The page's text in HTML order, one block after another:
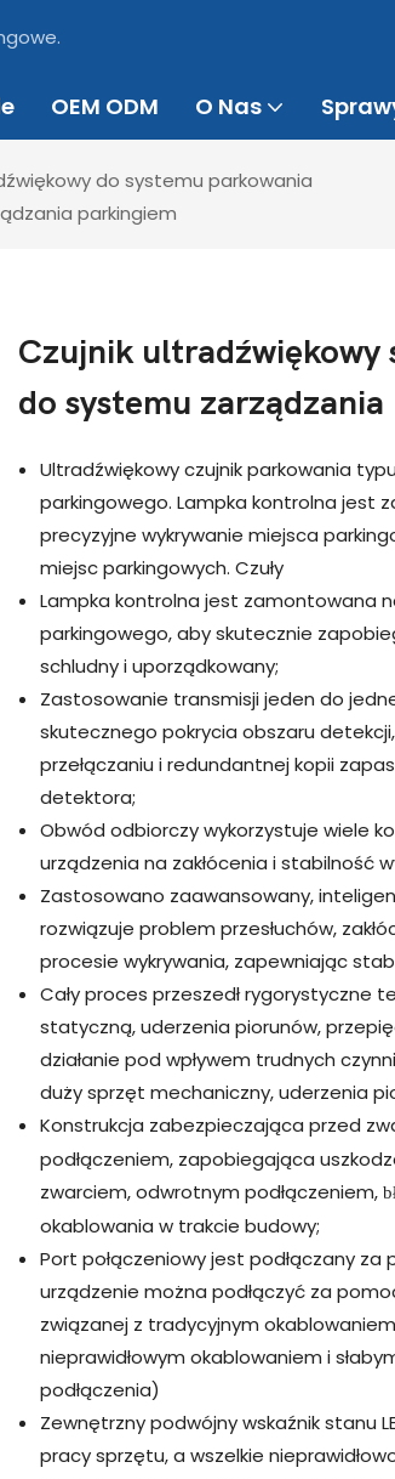
OEM ODM O Nas
do systemu parkowania
parkingiem
Czujnik ultradźwiękowy
do systemu
Ultradźwiękowy czujnik parkowania
parkingowego. Lampka kontrolna jest
precyzyjne wykrywanie miejsca
miejsc parkingowych. Czuły
Lampka kontrolna jest zamontowana
parkingowego, aby skutecznie
schludny i uporządkowany;
Zastosowanie transmisji jeden do
skutecznego pokrycia obszaru
przełączaniu i redundantnej kopii
detektora;
Obwód odbiorczy wykorzystuje wiele
urządzenia na zakłócenia i stabilność
Zastosowano zaawansowany,
rozwiązuje problem przesłuchów,
procesie wykrywania, zapewniając
Cały proces przeszedł
statyczną, uderzenia piorunów,
działanie pod wpływem trudnych
duży sprzęt mechaniczny, uderzenia
Konstrukcja zabezpieczająca przed
podłączeniem, zapobiegająca
zwarciem, odwrotnym podłączeniem,
okablowania w trakcie budowy;
Port połączeniowy jest podłączany
urządzenie można podłączyć za
związanej z tradycyjnym
nieprawidłowym okablowaniem i
podłączenia)
Zewnętrzny podwójny wskaźnik stanu
pracy sprzętu, a wszelkie